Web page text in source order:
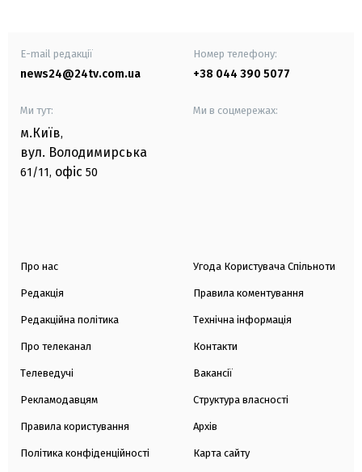
E-mail редакції
news24@24tv.com.ua
Номер телефону:
+38 044 390 5077
Ми тут:
м.Київ,
вул. Володимирська
61/11, офіс 50
Ми в соцмережах:
Про нас
Редакція
Редакційна політика
Про телеканал
Телеведучі
Рекламодавцям
Правила користування
Політика конфіденційності
Угода Користувача Спільноти
Правила коментування
Технічна інформація
Контакти
Вакансії
Структура власності
Архів
Карта сайту